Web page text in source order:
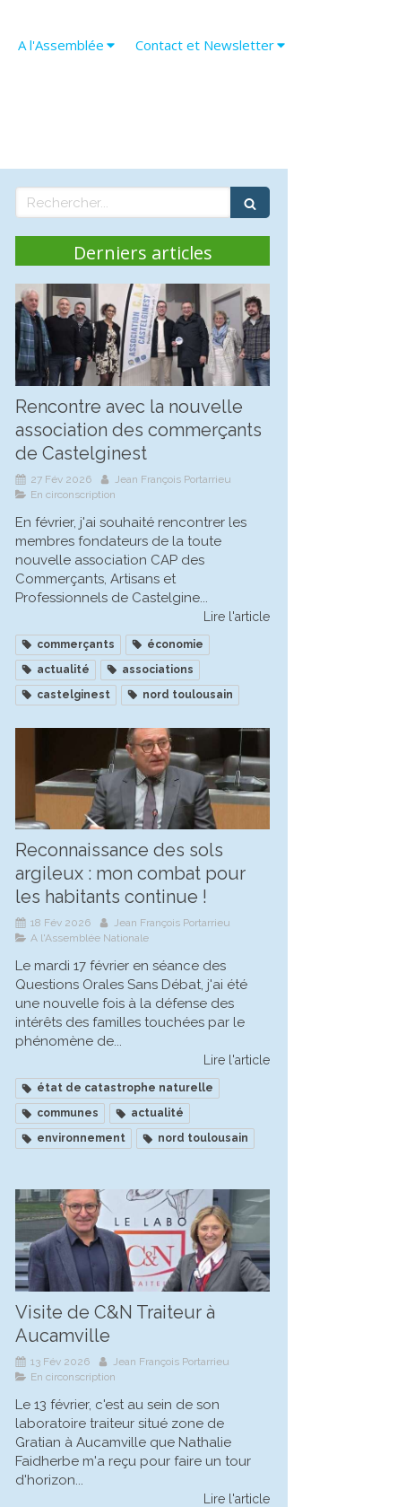
A l'Assemblée Contact et Newsletter
Rechercher
Derniers articles
Rencontre avec la nouvelle
association des commerçants
de Castelginest
27 Fév 2026
Jean François Portarrieu
En circonscription
En février, j'ai souhaité rencontrer les
membres fondateurs de la toute
nouvelle association CAP des
Commerçants, Artisans et
Professionnels de Castelgine...
Lire l'article
commerçants
économie
actualité
associations
castelginest
nord toulousain
Reconnaissance des sols
argileux : mon combat pour
les habitants continue !
18 Fév 2026
Jean François Portarrieu
A l'Assemblée Nationale
Le mardi 17 février en séance des
Questions Orales Sans Débat, j'ai été
une nouvelle fois à la défense des
intérêts des familles touchées par le
phénomène de...
Lire l'article
état de catastrophe naturelle
communes
actualité
environnement
nord toulousain
Visite de C&N Traiteur à
Aucamville
13 Fév 2026
Jean François Portarrieu
En circonscription
Le 13 février, c'est au sein de son
laboratoire traiteur situé zone de
Gratian à Aucamville que Nathalie
Faidherbe m'a reçu pour faire un tour
d'horizon...
Lire l'article